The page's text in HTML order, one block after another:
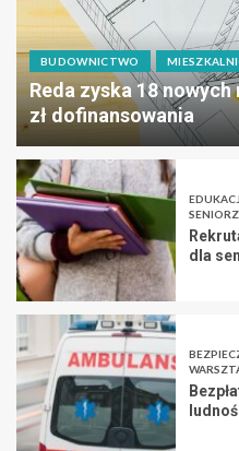
BUDOWNICTWO
Reda zyska 18
zł dofinansowania
dla